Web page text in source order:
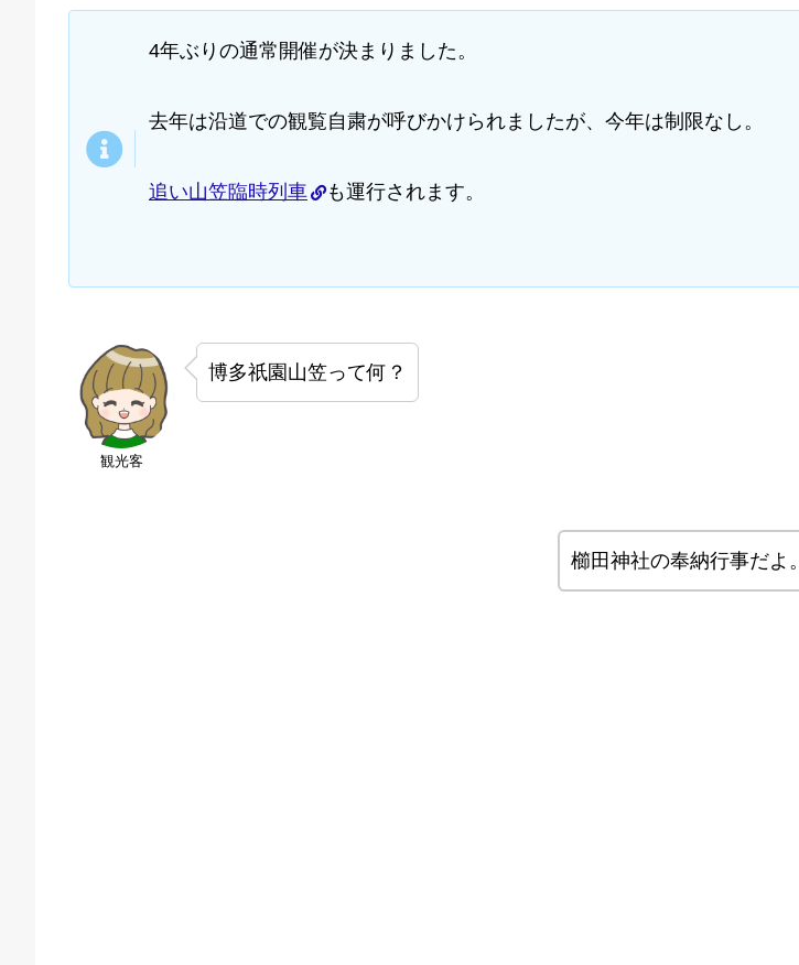
4年ぶりの通常開催が決まりました。
去年は沿道での観覧自粛が呼びかけられましたが、今年は制限なし。
追い山笠臨時列車 も運行されます。
観光客
博多祇園山笠って何？
櫛田神社の奉納行事だよ。